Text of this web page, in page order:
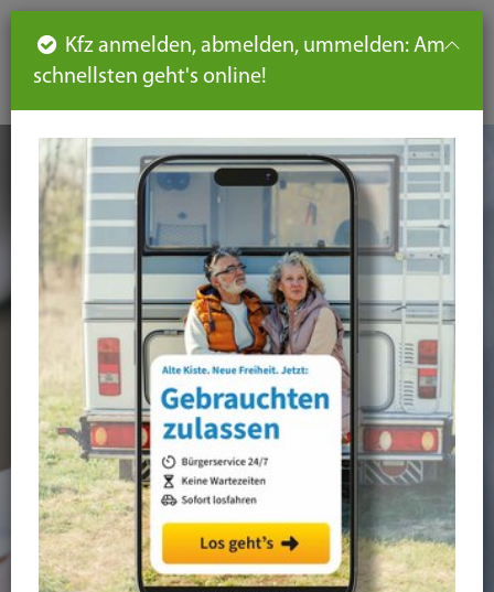
DE
Seiteninhalt
Hauptnavigation
Seitennavigation
leichte
Sprache
Kfz anmelden, abmelden, ummelden: Am
schnellsten geht's online!